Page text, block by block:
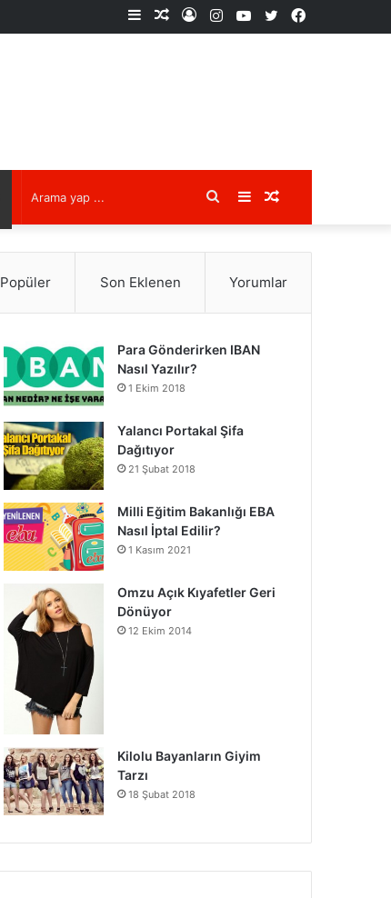
Facebook
X
YouTube
Instagram
Kayıt
Rastgele
Kenar
Rastgele
Makale
Kenar
Bölmesi
Arama
yap
Popüler Son Eklenen Yorumlar
Para Gönderirken IBAN
Nasıl Yazılır?
1 Ekim 2018
Yalancı Portakal Şifa
Dağıtıyor
21 Şubat 2018
Milli Eğitim Bakanlığı EBA
Nasıl İptal Edilir?
1 Kasım 2021
Omzu Açık Kıyafetler Geri
Dönüyor
12 Ekim 2014
Kilolu Bayanların Giyim
Tarzı
18 Şubat 2018